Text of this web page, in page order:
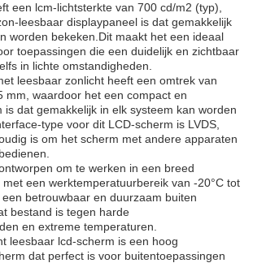
een lcm-lichtsterkte van 700 cd/m2 (typ),
leesbaar displaypaneel is dat gemakkelijk
worden bekeken.Dit maakt het een ideaal
toepassingen die een duidelijk en zichtbaar
in lichte omstandigheden.
leesbaar zonlicht heeft een omtrek van
mm, waardoor het een compact en
is dat gemakkelijk in elk systeem kan worden
type voor dit LCD-scherm is LVDS,
is om het scherm met andere apparaten
om te werken in een breed
een werktemperatuurbereik van -20°C tot
betrouwbaar en duurzaam buiten
bestand is tegen harde
en extreme temperaturen.
leesbaar lcd-scherm is een hoog
dat perfect is voor buitentoepassingen